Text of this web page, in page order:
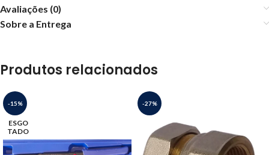
Avaliações (0)
Sobre a Entrega
Produtos relacionados
-15%
ESGO
TADO
-27%